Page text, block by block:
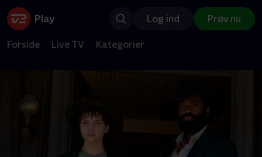
Log ind Prøv nu
Forside Live TV Kategorier